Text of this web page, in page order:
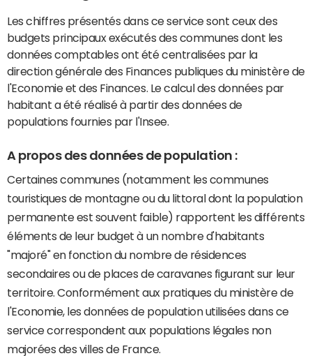
Les chiffres présentés dans ce service sont ceux des
budgets principaux exécutés des communes dont les
données comptables ont été centralisées par la
direction générale des Finances publiques du ministère de
l'Economie et des Finances. Le calcul des données par
habitant a été réalisé à partir des données de
populations fournies par l'Insee.
A propos des données de population :
Certaines communes (notamment les communes
touristiques de montagne ou du littoral dont la population
permanente est souvent faible) rapportent les différents
éléments de leur budget à un nombre d'habitants
"majoré" en fonction du nombre de résidences
secondaires ou de places de caravanes figurant sur leur
territoire. Conformément aux pratiques du ministère de
l'Economie, les données de population utilisées dans ce
service correspondent aux populations légales non
majorées des villes de France.